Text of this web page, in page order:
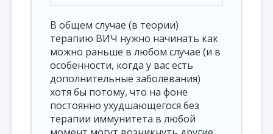
В общем случае (в теории)
терапию ВИЧ нужно начинать как
можно раньше в любом случае (и в
особенности, когда у вас есть
дополнительные заболевания)
хотя бы потому, что на фоне
постоянно ухудшающегося без
терапии иммунитета в любой